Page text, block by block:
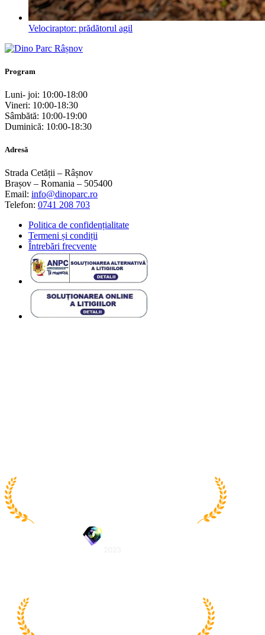
Velociraptor: prădătorul agil
Program
Luni- joi: 10:00-18:00
Vineri: 10:00-18:30
Sâmbătă: 10:00-19:00
Duminică: 10:00-18:30
Adresă
Strada Cetății – Râșnov
Brașov – Romania – 505400
Email: info@dinoparc.ro
Telefon: 0741 208 703
Politica de confidențialitate
Termeni și condiții
Întrebări frecvente